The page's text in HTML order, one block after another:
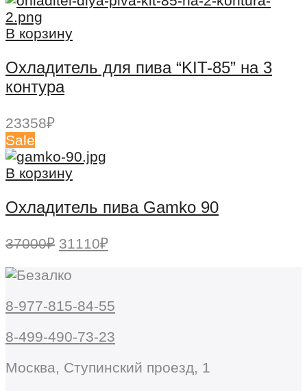
В корзину
Охладитель для пива “KIT-85” на 3
контура
23358₽
Sale
В корзину
Охладитель пива Gamko 90
37000₽ Первоначальная
составляла
31110₽Текущая
8-977-815-84-55
8-499-490-73-23
Москва, Ступинский проезд, 1